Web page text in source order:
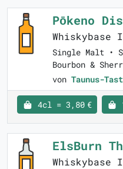
Pōkeno
Whiskybase
Single Malt •
Bourbon &
von Taunus-
4cl = 3,80 €
ElsBurn
Whiskybase